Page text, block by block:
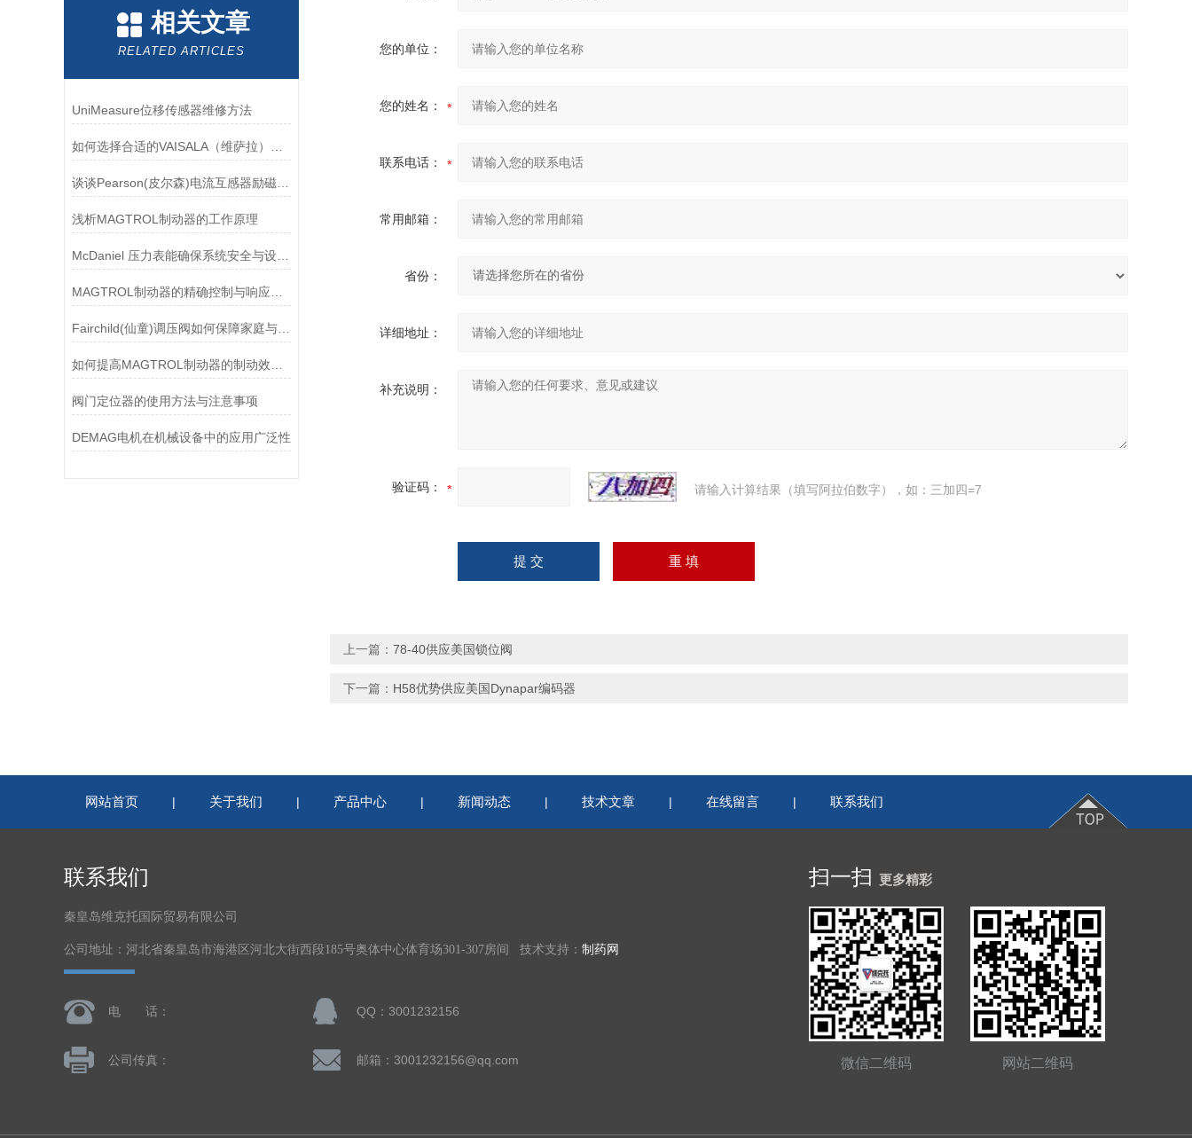
相关文章
RELATED ARTICLES
UniMeasure位移传感器维修方法
谈谈Pearson(皮尔森)电流互感器励磁特性试验的目的
浅析MAGTROL制动器的工作原理
McDaniel 压力表能确保系统安全与设备寿命延长
Fairchild(仙童)调压阀如何保障家庭与工业安全？
阀门定位器的使用方法与注意事项
DEMAG电机在机械设备中的应用广泛性
您的单位：
您的姓名：
联系电话：
常用邮箱：
省份：
详细地址：
补充说明：
验证码： 请输入计算结果（填写阿拉伯数字），如：三加四=7
上一篇： 78-40供应美国锁位阀
下一篇： H58优势供应美国Dynapar编码器
网站首页 | 关于我们 | 产品中心 | 新闻动态 | 技术文章 | 在线留言 | 联系我们
联系我们
秦皇岛维克托国际贸易有限公司
公司地址：河北省秦皇岛市海港区河北大街西段185号奥体中心体育场301-307房间 技术支持： 制药网
电 话： QQ：3001232156
公司传真： 邮箱：3001232156@qq.com
扫一扫 更多精彩
微信二维码 网站二维码